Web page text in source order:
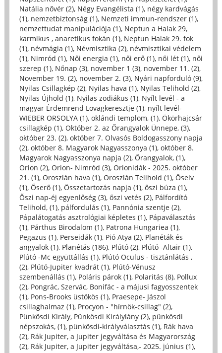
Natália nővér (2), Négy Evangélista (1), négy kardvágás
(1), nemzetbiztonság (1), Nemzeti immun-rendszer (1),
nemzettudat manipulációja (1), Neptun a Halak 29,
karmikus , anaretikus fokán (1), Neptun Halak 29. fok
(1), névmágia (1), Névmisztika (2), névmisztikai védelem
(1), Nimród (1), Női energia (1), női erő (1), női lét (1), női
szerep (1), Nőnap (3), november 1 (3), november 11. (2),
November 19. (2), november 2. (3), Nyári napforduló (9),
Nyilas Csillagkép (2), Nyilas hava (1), Nyilas Telihold (2),
Nyilas Újhold (1), Nyilas zodiákus (1), Nyílt levél - a
magyar Érdemrend Lovagkeresztje (1), nyílt levél-
WIEBER ORSOLYA (1), oklándi templom, (1), Ökörhajcsár
csillagkép (1), Október 2. az Őrangyalok Ünnepe, (3),
október 23. (2), október 7. Olvasós Boldogasszony napja
(2), október 8. Magyarok Nagyasszonya (1), október 8.
Magyarok Nagyasszonya napja (2), Őrangyalok, (1),
Orion (2), Orion- Nimród (3), Orionidák - 2025. október
21. (1), Oroszlán hava (1), Oroszlán Telihold (1), Őselv
(1), Őserő (1), Összetartozás napja (1), őszi búza (1),
Őszi nap-éj egyenlőség (3), őszi vetés (2), Pálfordító
Telihold, (1), pálfordulás (1), Pannónia szentje (2),
Pápalátogatás asztrológiai képletes (1), Pápaválasztás
(1), Párthus Birodalom (1), Patrona Hungariea (1),
Pegazus (1), Perseidák (1), Pió Atya (2), Planéták és
angyalok (1), Planétás (186), Plútó (2), Plútó -Altair (1),
Plútó -Mc együttállás (1), Plútó Oculus - tisztánlátás ,
(2), Plútó-Jupiter kvadrát (1), Plútó-Vénusz
szembenállás (1), Poláris párok (1), Polaritás (8), Pollux
(2), Pongrác, Szervác, Bonifác - a májusi fagyosszentek
(1), Pons-Brooks üstökös (1), Praesepe- Jászol
csillaghalmaz (1), Procyon - "hírnök-csillag" (2),
Pünkösdi Király, Pünkösdi Királylány (2), pünkösdi
népszokás, (1), pünkösdi-királyválasztás (1), Rák hava
(2), Rák Jupiter, a Jupiter jegyváltása és Magyarország
(2), Rák Jupiter, a Jupiter jegyváltása,- 2025. június (1),